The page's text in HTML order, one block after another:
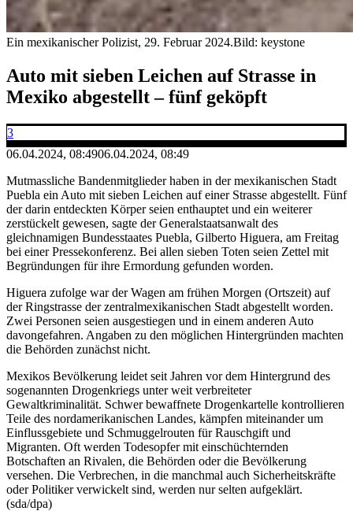
Ein mexikanischer Polizist, 29. Februar 2024.Bild: keystone
Auto mit sieben Leichen auf Strasse in
Mexiko abgestellt – fünf geköpft
3
06.04.2024, 08:4906.04.2024, 08:49
Mutmassliche Bandenmitglieder haben in der mexikanischen Stadt
Puebla ein Auto mit sieben Leichen auf einer Strasse abgestellt. Fünf
der darin entdeckten Körper seien enthauptet und ein weiterer
zerstückelt gewesen, sagte der Generalstaatsanwalt des
gleichnamigen Bundesstaates Puebla, Gilberto Higuera, am Freitag
bei einer Pressekonferenz. Bei allen sieben Toten seien Zettel mit
Begründungen für ihre Ermordung gefunden worden.
Higuera zufolge war der Wagen am frühen Morgen (Ortszeit) auf
der Ringstrasse der zentralmexikanischen Stadt abgestellt worden.
Zwei Personen seien ausgestiegen und in einem anderen Auto
davongefahren. Angaben zu den möglichen Hintergründen machten
die Behörden zunächst nicht.
Mexikos Bevölkerung leidet seit Jahren vor dem Hintergrund des
sogenannten Drogenkriegs unter weit verbreiteter
Gewaltkriminalität. Schwer bewaffnete Drogenkartelle kontrollieren
Teile des nordamerikanischen Landes, kämpfen miteinander um
Einflussgebiete und Schmuggelrouten für Rauschgift und
Migranten. Oft werden Todesopfer mit einschüchternden
Botschaften an Rivalen, die Behörden oder die Bevölkerung
versehen. Die Verbrechen, in die manchmal auch Sicherheitskräfte
oder Politiker verwickelt sind, werden nur selten aufgeklärt.
(sda/dpa)